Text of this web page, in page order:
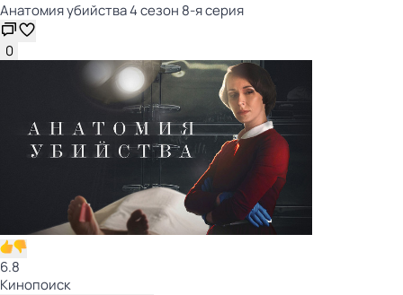
Анатомия убийства 4 сезон 8-я серия
0
6.8
Кинопоиск